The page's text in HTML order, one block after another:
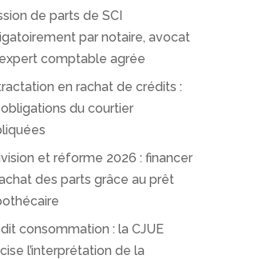
de parts de SCI
par notaire, avocat
comptable agrée
en rachat de crédits :
du courtier
et réforme 2026 : financer
des parts grâce au prêt
consommation : la CJUE
l’interprétation de la